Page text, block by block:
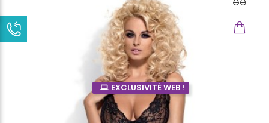
EXCLUSIVITÉ WEB !